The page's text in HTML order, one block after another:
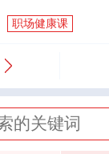
职场健康课